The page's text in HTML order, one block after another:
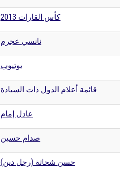
كأس القارات 2013
نانسي عجرم
يوتيوب
قائمة أعلام الدول ذات السيادة
عادل إمام
صدام حسين
حسن شحاتة (رجل دين)